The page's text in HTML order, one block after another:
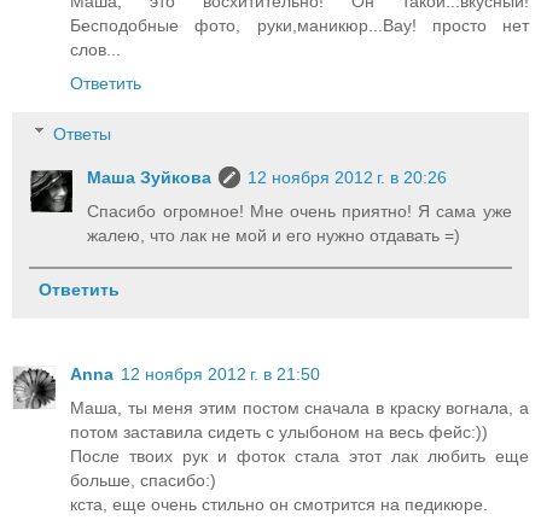
Бесподобные фото, руки,маникюр...Вау! просто нет
слов...
Ответить
Ответы
Маша Зуйкова
12 ноября 2012 г. в 20:26
Спасибо огромное! Мне очень приятно! Я сама уже
жалею, что лак не мой и его нужно отдавать =)
Ответить
Anna 12 ноября 2012 г. в 21:50
Маша, ты меня этим постом сначала в краску вогнала, а
потом заставила сидеть с улыбоном на весь фейс:))
После твоих рук и фоток стала этот лак любить еще
больше, спасибо:)
кста, еще очень стильно он смотрится на педикюре.